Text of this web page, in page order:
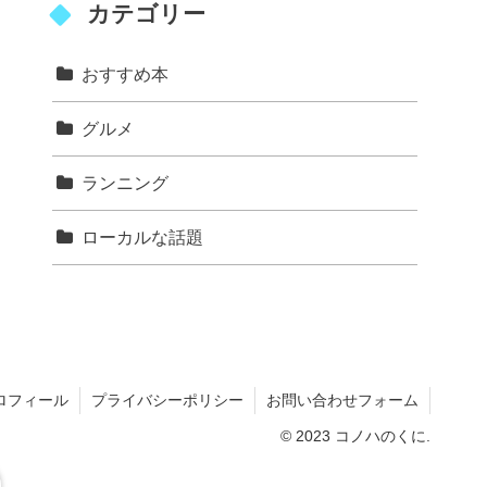
カテゴリー
おすすめ本
グルメ
ランニング
ローカルな話題
フィール プライバシーポリシー お問い合わせフォーム
© 2023 コノハのくに.